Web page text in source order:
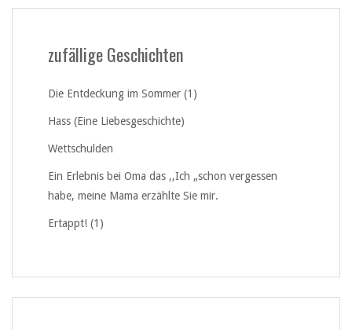
zufällige Geschichten
Die Entdeckung im Sommer (1)
Hass (Eine Liebesgeschichte)
Wettschulden
Ein Erlebnis bei Oma das ,,Ich „schon vergessen
habe, meine Mama erzählte Sie mir.
Ertappt! (1)